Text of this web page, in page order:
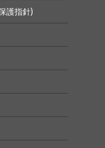
護指針)